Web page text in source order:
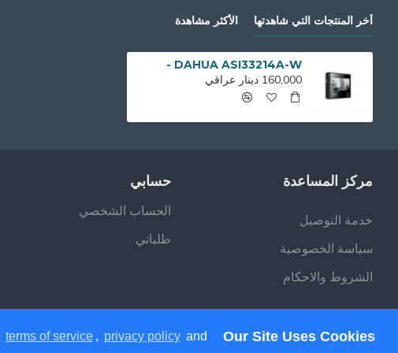
Our Site Uses Cookies
terms of service , privacy policy and
أخر المنتجات التي شاهدتها الأكثر مشاهدة
DAHUA ASI33214A-W -
160,000 دينار عراقي
مركز المساعدة
خدمة التوصيل
سياسة الخصوصية
الشروط والاحكام
حسابي
الحساب الشخصي
طلباتي
جميع الحقوق محفوظة - فيلان ستور